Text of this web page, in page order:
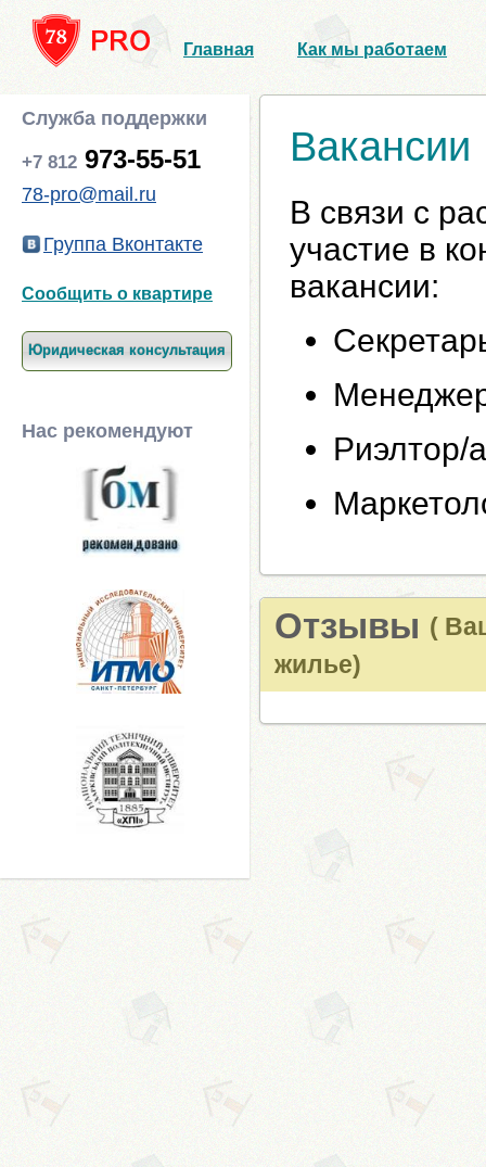
Главная Как мы работаем
Вакансии
В связи с
участие в
вакансии:
Риэлтор/
Отзывы (
жилье)
Служба поддержки
+7 812 973-55-51
78-pro@mail.ru
Группа Вконтакте
Сообщить о квартире
Юридическая консультация
Нас рекомендуют